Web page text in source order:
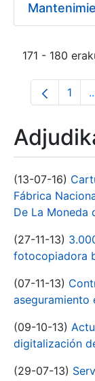
171 - 180
1
(13-07-16)
Fábrica
De La Moneda
(27-11-13)
fotocopiadora
(07-11-13)
aseguramiento
(09-10-13)
digitalización
(29-07-13)